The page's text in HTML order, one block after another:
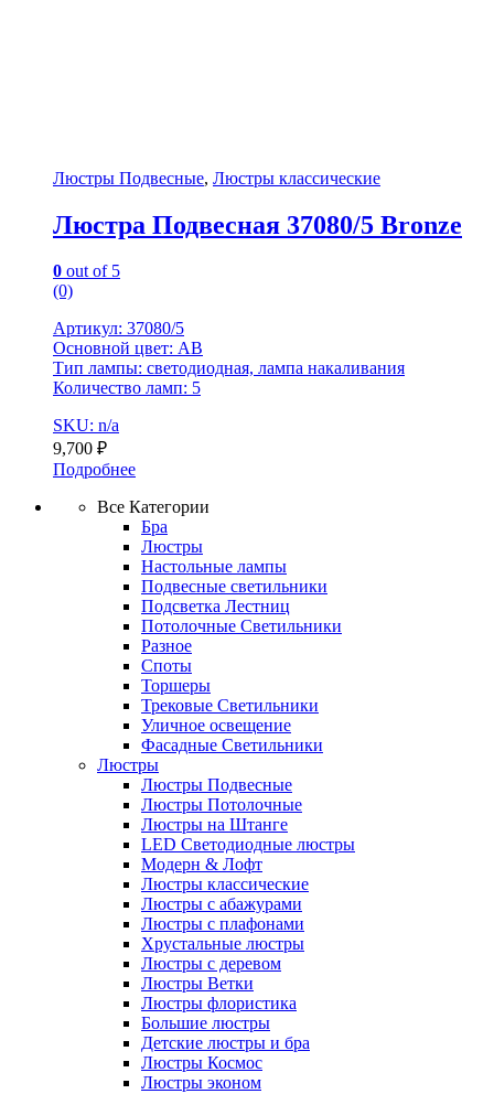
Люстры Подвесные, Люстры классические
Люстра Подвесная 37080/5 Bronze
0 out of 5
(0)
Артикул: 37080/5
Основной цвет: AB
Тип лампы: светодиодная, лампа накаливания
Количество ламп: 5
SKU: n/a
9,700 ₽
Подробнее
Все Категории
Бра
Люстры
Настольные лампы
Подвесные светильники
Подсветка Лестниц
Потолочные Светильники
Разное
Споты
Торшеры
Трековые Светильники
Уличное освещение
Фасадные Светильники
Люстры
Люстры Подвесные
Люстры Потолочные
Люстры на Штанге
LED Светодиодные люстры
Модерн & Лофт
Люстры классические
Люстры с абажурами
Люстры с плафонами
Хрустальные люстры
Люстры с деревом
Люстры Ветки
Люстры флористика
Большие люстры
Детские люстры и бра
Люстры Космос
Люстры эконом